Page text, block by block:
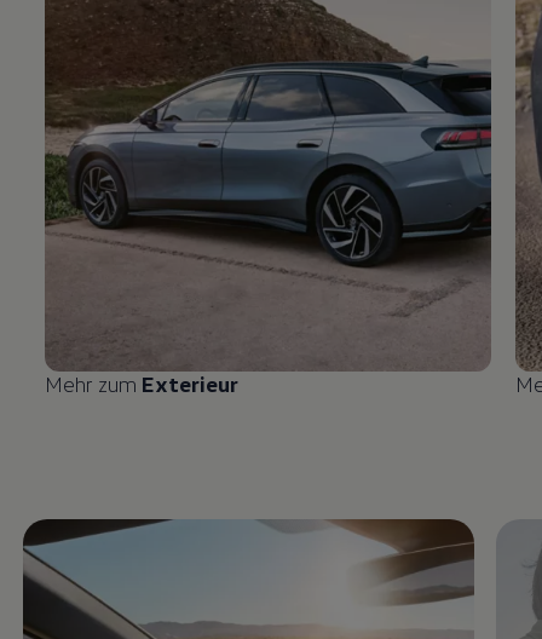
Mehr zum Exterieur
Enable fullscreen mode